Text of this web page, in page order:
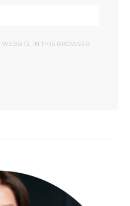
IN THIS BROWSER